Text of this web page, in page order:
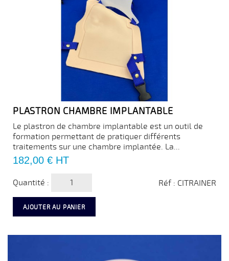
PLASTRON CHAMBRE IMPLANTABLE
Le plastron de chambre implantable est un outil de
formation permettant de pratiquer différents
traitements sur une chambre implantée. La...
Prix
182,00 € HT
Quantité : Réf : CITRAINER
AJOUTER AU PANIER